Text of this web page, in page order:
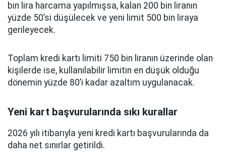
bin lira harcama yapılmışsa, kalan 200 bin liranın
yüzde 50’si düşülecek ve yeni limit 500 bin liraya
gerileyecek.
Toplam kredi kartı limiti 750 bin liranın üzerinde olan
kişilerde ise, kullanılabilir limitin en düşük olduğu
dönemin yüzde 80’i kadar azaltım uygulanacak.
Yeni kart başvurularında sıkı kurallar
2026 yılı itibarıyla yeni kredi kartı başvurularında da
daha net sınırlar getirildi.